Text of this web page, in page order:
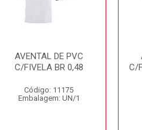
AVENTAL DE PVC
C/FIVELA BR 0,48
Código: 11175
Embalagem: UN/1
C/